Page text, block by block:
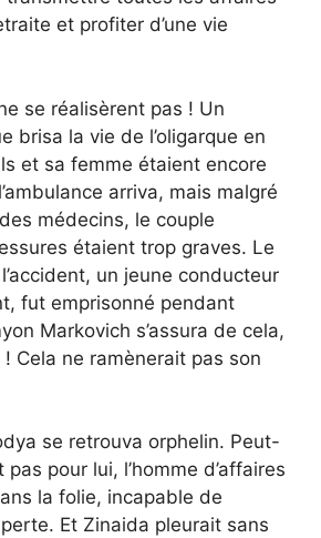
et profiter d’une vie
se réalisèrent pas ! Un
brisa la vie de l’oligarque en
et sa femme étaient encore
arriva, mais malgré
médecins, le couple
étaient trop graves. Le
un jeune conducteur
fut emprisonné pendant
Markovich s’assura de cela,
Cela ne ramènerait pas son
se retrouva orphelin. Peut-
pas pour lui, l’homme d’affaires
la folie, incapable de
Et Zinaida pleurait sans